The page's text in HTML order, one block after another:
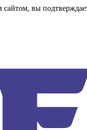
вы